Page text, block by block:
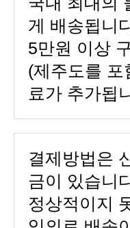
게 배송됩니
5만원 이상
료가 추가됩
금이 있습니